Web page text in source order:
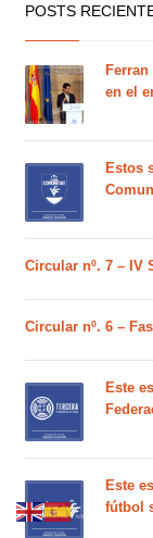
POSTS
Ferran
en el
Estos
Circular nº. 7 – IV
Circular nº. 6 –
Este
Este
fútbol